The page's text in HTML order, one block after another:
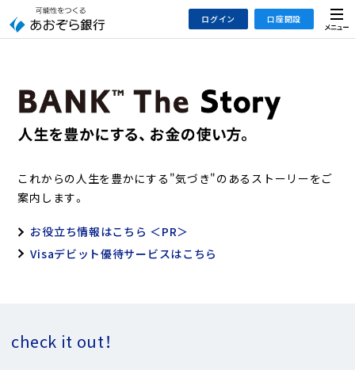
文
ログイン
法人のお客さまはこちら
デビット専用WEB
あおぞら投信インターネットトレード
口座開設
あおぞら銀行 投資信託口座・NISA口座開設
メ
ニ
これからの人生を豊かにする"気づき"のあるストーリーをご
案内します。
お役立ち情報はこちら ＜PR＞
Visaデビット優待サービスはこちら
check it out！